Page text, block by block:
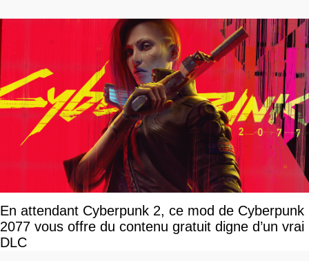
En attendant Cyberpunk 2, ce mod de Cyberpunk
2077 vous offre du contenu gratuit digne d’un vrai
DLC